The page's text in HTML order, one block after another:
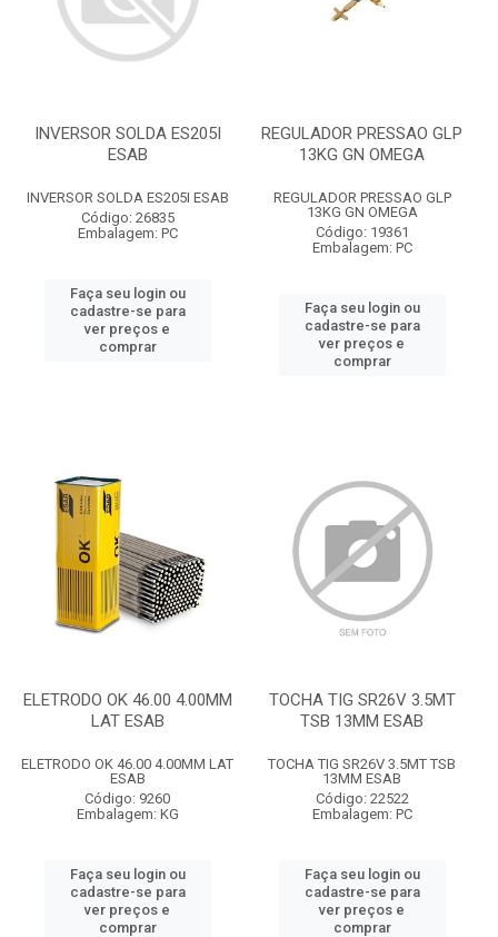
INVERSOR SOLDA ES205I
ESAB
INVERSOR SOLDA ES205I ESAB
Código: 26835
Embalagem: PC
Faça seu login ou
cadastre-se para
ver preços e
comprar
REGULADOR PRESSAO GLP
13KG GN OMEGA
REGULADOR PRESSAO GLP
13KG GN OMEGA
Código: 19361
Embalagem: PC
Faça seu login ou
cadastre-se para
ver preços e
comprar
ELETRODO OK 46.00 4.00MM
LAT ESAB
ELETRODO OK 46.00 4.00MM LAT
ESAB
Código: 9260
Embalagem: KG
Faça seu login ou
cadastre-se para
ver preços e
comprar
TOCHA TIG SR26V 3.5MT
TSB 13MM ESAB
TOCHA TIG SR26V 3.5MT TSB
13MM ESAB
Código: 22522
Embalagem: PC
Faça seu login ou
cadastre-se para
ver preços e
comprar